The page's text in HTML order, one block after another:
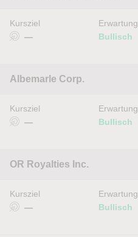
Kursziel
—
Erwartung
Bullisch
Albemarle Corp.
Kursziel
—
Erwartung
Bullisch
OR Royalties Inc.
Kursziel
—
Erwartung
Bullisch